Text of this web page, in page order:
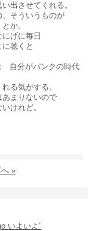
出させてくれる。
そういうものが
か。
げに毎日
聴くと
自分がパンクの時代
る気がする。
まりないので
けれど。
»
いよいよ”